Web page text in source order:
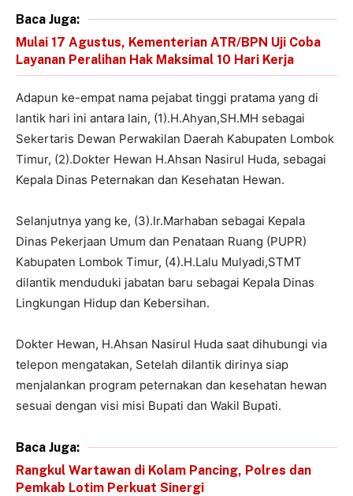
Baca Juga:
Mulai 17 Agustus, Kementerian ATR/BPN Uji Coba
Layanan Peralihan Hak Maksimal 10 Hari Kerja
Adapun ke-empat nama pejabat tinggi pratama yang di
lantik hari ini antara lain, (1).H.Ahyan,SH.MH sebagai
Sekertaris Dewan Perwakilan Daerah Kabupaten Lombok
Timur, (2).Dokter Hewan H.Ahsan Nasirul Huda, sebagai
Kepala Dinas Peternakan dan Kesehatan Hewan.
Selanjutnya yang ke, (3).Ir.Marhaban sebagai Kepala
Dinas Pekerjaan Umum dan Penataan Ruang (PUPR)
Kabupaten Lombok Timur, (4).H.Lalu Mulyadi,STMT
dilantik menduduki jabatan baru sebagai Kepala Dinas
Lingkungan Hidup dan Kebersihan.
Dokter Hewan, H.Ahsan Nasirul Huda saat dihubungi via
telepon mengatakan, Setelah dilantik dirinya siap
menjalankan program peternakan dan kesehatan hewan
sesuai dengan visi misi Bupati dan Wakil Bupati.
Baca Juga:
Rangkul Wartawan di Kolam Pancing, Polres dan
Pemkab Lotim Perkuat Sinergi